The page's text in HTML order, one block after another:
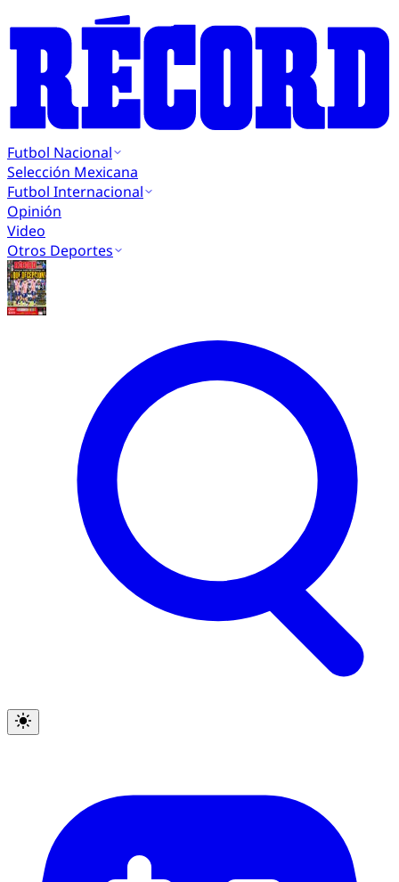
Futbol Nacional
Selección Mexicana
Futbol Internacional
Opinión
Video
Otros Deportes